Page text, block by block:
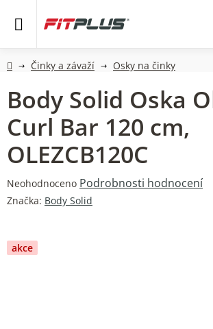
DomůČinky a závaží Osky na činky
Body Solid Oska
Curl Bar 120 cm,
OLEZCB120C
Průměrné
hodnocení
0,0
z
Neohodnoceno Podrobnosti hodnocení
Značka: Body Solid
akce